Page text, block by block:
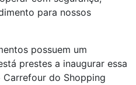
para nossos
possuem um
prestes a inaugurar essa
do Shopping